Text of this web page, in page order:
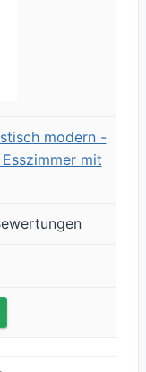
modern -
mit